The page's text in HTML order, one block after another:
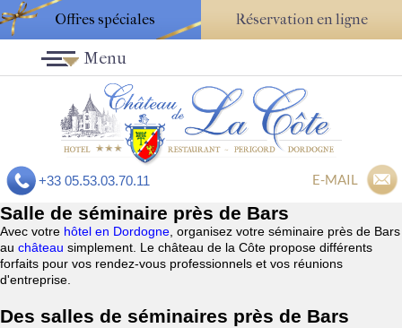
Offres spéciales Réservation en ligne
+33 05.53.03.70.11 E-MAIL
Menu
Salle de séminaire près de Bars
Avec votre hôtel en Dordogne , organisez votre séminaire près de Bars
au château simplement. Le château de la Côte propose différents
forfaits pour vos rendez-vous professionnels et vos réunions
d'entreprise.
Des salles de séminaires près de Bars